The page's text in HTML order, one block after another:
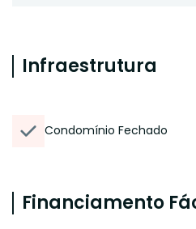
Infraestrutura
Condomínio Fechado
Financiamento